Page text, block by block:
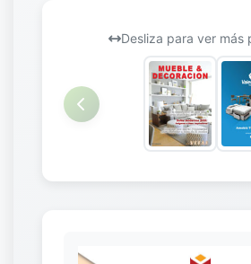
Desliza para ver más